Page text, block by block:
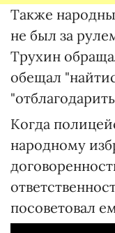
Также
не был за
Трухин
обещал
Когда
народному
посоветовал